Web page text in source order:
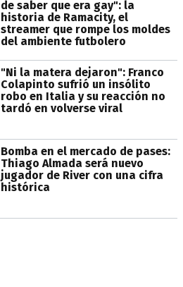
de saber que era gay": la
historia de Ramacity, el
streamer que rompe los moldes
del ambiente futbolero
"Ni la matera dejaron": Franco
Colapinto sufrió un insólito
robo en Italia y su reacción no
tardó en volverse viral
Bomba en el mercado de pases:
Thiago Almada será nuevo
jugador de River con una cifra
histórica